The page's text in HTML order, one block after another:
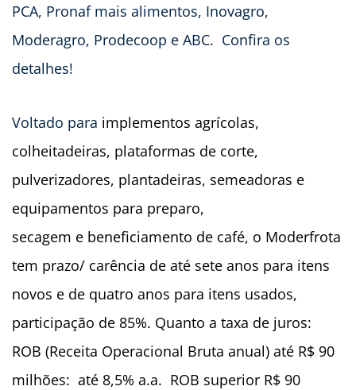
PCA, Pronaf mais alimentos, Inovagro,
Moderagro, Prodecoop e ABC. Confira os
detalhes!
Voltado para implementos agrícolas,
colheitadeiras, plataformas de corte,
pulverizadores, plantadeiras, semeadoras e
equipamentos para preparo,
secagem e beneficiamento de café, o Moderfrota
tem prazo/ carência de até sete anos para itens
novos e de quatro anos para itens usados,
participação de 85%. Quanto a taxa de juros:
ROB (Receita Operacional Bruta anual) até R$ 90
milhões: até 8,5% a.a. ROB superior R$ 90